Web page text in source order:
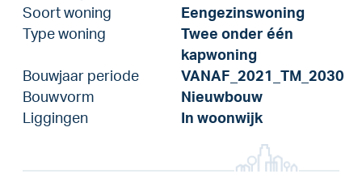
Soort woning
Eengezinswoning
Type woning
Twee onder één
kapwoning
Bouwjaar periode
VANAF_2021_TM_2030
Bouwvorm
Nieuwbouw
Liggingen
In woonwijk